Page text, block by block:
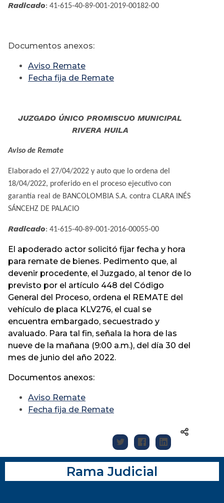
Radicado: 41-615-40-89-001-2019-00182-00
Documentos anexos:
Aviso Remate
Fecha fija de Remate
JUZGADO ÚNICO PROMISCUO MUNICIPAL
RIVERA HUILA
Aviso de Remate
Elaborado el 27/04/2022 y auto que lo ordena del
18/04/2022, proferido en el proceso ejecutivo con
garantía real de BANCOLOMBIA S.A. contra CLARA INÉS
SÁNCEHZ DE PALACIO
Radicado: 41-615-40-89-001-2016-00055-00
El apoderado actor solicitó fijar fecha y hora
para remate de bienes. Pedimento que, al
devenir procedente, el Juzgado, al tenor de lo
previsto por el artículo 448 del Código
General del Proceso, ordena el REMATE del
vehículo de placa KLV276, el cual se
encuentra embargado, secuestrado y
avaluado. Para tal fin, señala la hora de las
nueve de la mañana (9:00 a.m.), del día 30 del
mes de junio del año 2022.
Documentos anexos:
Aviso Remate
Fecha fija de Remate
Rama Judicial